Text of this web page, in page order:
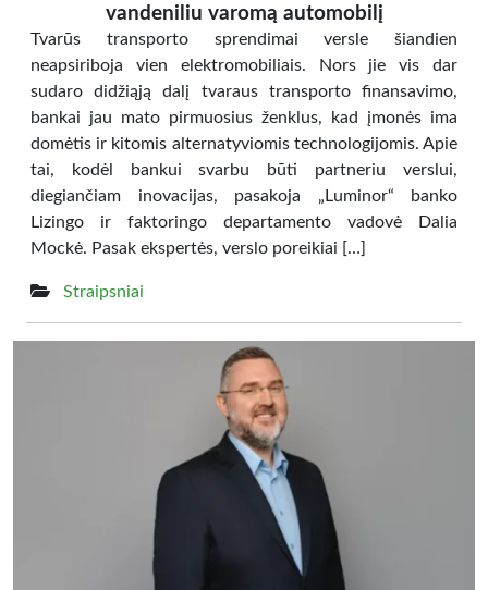
vandeniliu varomą automobilį
Tvarūs transporto sprendimai versle šiandien
neapsiriboja vien elektromobiliais. Nors jie vis dar
sudaro didžiąją dalį tvaraus transporto finansavimo,
bankai jau mato pirmuosius ženklus, kad įmonės ima
domėtis ir kitomis alternatyviomis technologijomis. Apie
tai, kodėl bankui svarbu būti partneriu verslui,
diegiančiam inovacijas, pasakoja „Luminor“ banko
Lizingo ir faktoringo departamento vadovė Dalia
Mockė. Pasak ekspertės, verslo poreikiai […]
Straipsniai